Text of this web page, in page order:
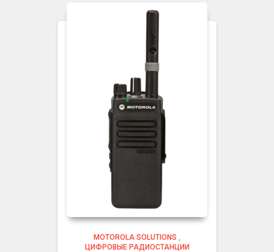
MOTOROLA SOLUTIONS ,
ЦИФРОВЫЕ РАДИОСТАНЦИИ